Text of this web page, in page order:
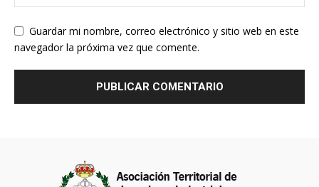
Guardar mi nombre, correo electrónico y sitio web en este
navegador la próxima vez que comente.